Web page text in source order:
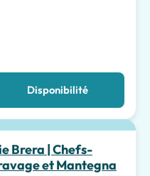
Disponibilité
Brera | Chefs-
et Mantegna